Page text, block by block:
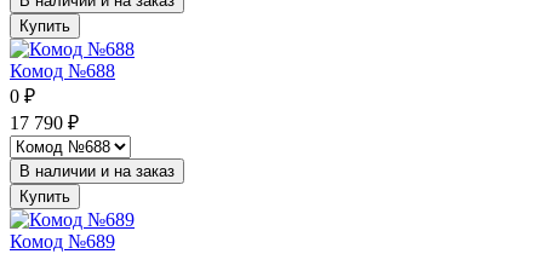
Купить
Комод №688
0 ₽
17 790 ₽
В наличии и на заказ
Купить
Комод №689